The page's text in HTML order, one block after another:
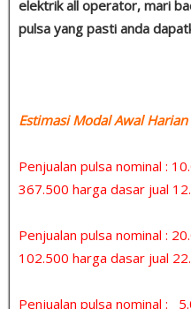
elektrik all operator, mari
pulsa yang pasti anda
Estimasi Modal Awal
Penjualan pulsa nominal :
367.500 harga dasar jual
Penjualan pulsa nominal :
102.500 harga dasar jual
Penjualan pulsa nominal